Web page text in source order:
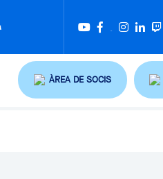
ÀREA DE SOCIS